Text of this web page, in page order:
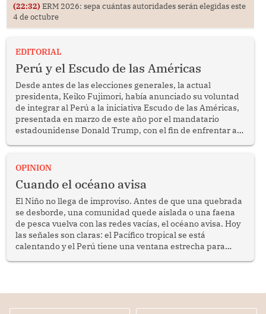
(22:32) ERM 2026: sepa cuántas autoridades serán elegidas este
4 de octubre
EDITORIAL
Perú y el Escudo de las Américas
Desde antes de las elecciones generales, la actual
presidenta, Keiko Fujimori, había anunciado su voluntad
de integrar al Perú a la iniciativa Escudo de las Américas,
presentada en marzo de este año por el mandatario
estadounidense Donald Trump, con el fin de enfrentar al
OPINION
Cuando el océano avisa
El Niño no llega de improviso. Antes de que una quebrada
se desborde, una comunidad quede aislada o una faena
de pesca vuelva con las redes vacías, el océano avisa. Hoy
las señales son claras: el Pacífico tropical se está
calentando y el Perú tiene una ventana estrecha para